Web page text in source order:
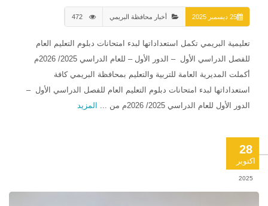
25 ديسمبر 2025 أخبار محافظة البريمي
تعليمية البريمي تكمل استعداداتها لبدء امتحانات دبلوم التعليم العام
للفصل الدراسي الأول – الدور الأول – للعام الدراسي 2025/ 2026م
أكملت المديرية العامة للتربية والتعليم بمحافظة البريمي كافة
استعداداتها لبدء امتحانات دبلوم التعليم العام للفصل الدراسي الأول –
الدور الأول للعام الدراسي 2025/ 2026م من ...
المزيد
28
اكتوبر
2025